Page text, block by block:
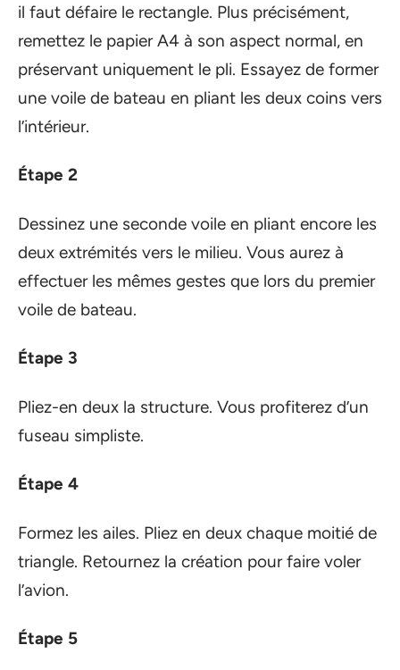
il faut défaire le rectangle. Plus précisément,
remettez le papier A4 à son aspect normal, en
préservant uniquement le pli. Essayez de former
une voile de bateau en pliant les deux coins vers
l’intérieur.
Étape 2
Dessinez une seconde voile en pliant encore les
deux extrémités vers le milieu. Vous aurez à
effectuer les mêmes gestes que lors du premier
voile de bateau.
Étape 3
Pliez-en deux la structure. Vous profiterez d’un
fuseau simpliste.
Étape 4
Formez les ailes. Pliez en deux chaque moitié de
triangle. Retournez la création pour faire voler
l’avion.
Étape 5